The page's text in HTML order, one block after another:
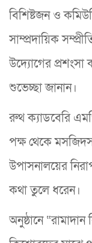
বিশিষ্টজন ও
সাম্প্রদায়িক
উদ্যোগের
শুভেচ্ছা জানান।
রুথ ক্যাডবেরি
পক্ষ থেকে
উপাসনালয়ের
কথা তুলে ধরেন।
অনুষ্ঠানে